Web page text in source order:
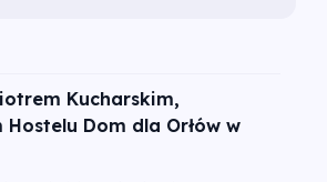
Kucharskim,
Hostelu Dom dla Orłów w